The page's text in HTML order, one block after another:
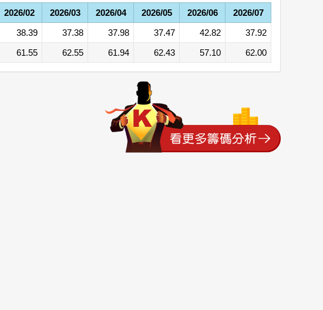
2026/02 2026/03 2026/04 2026/05 2026/06
2026/07
38.39 37.38 37.98 37.47 42.82
37.92
61.55 62.55 61.94 62.43 57.10 62.00